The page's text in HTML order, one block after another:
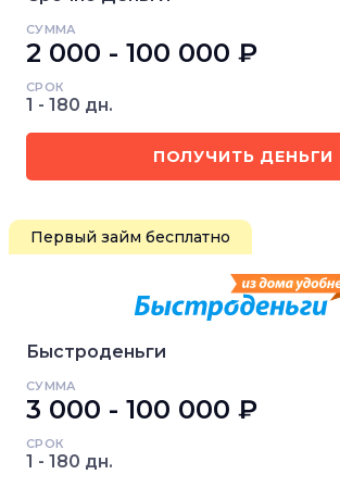
СУММА
2 000 - 100 000 ₽
СРОК
1 - 180 дн.
ПОЛУЧИТЬ ДЕНЬГИ
Первый займ бесплатно
Быстроденьги
СУММА
3 000 - 100 000 ₽
СРОК
1 - 180 дн.